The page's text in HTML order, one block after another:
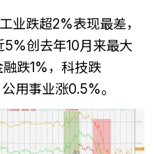
业跌超2%表现最差，
5%创去年10月来最大
跌1%，科技跌
用事业涨0.5%。